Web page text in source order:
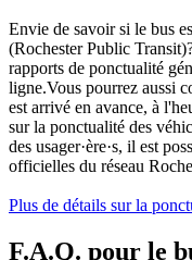
Envie de savoir si le bus
(Rochester Public
rapports de ponctualité
ligne.Vous pourrez aussi
est arrivé en avance, à
sur la ponctualité des
des usager·ère·s, il est
officielles du réseau
Plus de détails sur la
F.A.Q. pour le